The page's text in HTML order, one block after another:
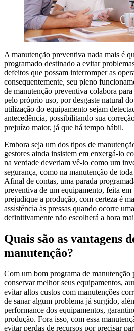
A manutenção preventiva nada mais é
programado destinado a evitar
defeitos que possam interromper as
consequentemente, seu pleno
de manutenção preventiva colabora
pelo próprio uso, por desgaste natural
utilização do equipamento sejam
antecedência, possibilitando sua
prejuízo maior, já que há tempo hábil.
Embora seja um dos tipos de
gestores ainda insistem em enxergá-lo
na verdade deveriam vê-lo como um
segurança, como na manutenção de
Afinal de contas, uma parada
preventiva de um equipamento, feita
prejudique a produção, com certeza é
assistência às pressas quando ocorre
definitivamente não escolherá a hora
Quais são as vantagens
manutenção?
Com um bom programa de manutenção
conservar melhor seus equipamentos,
evitar altos custos com manutenções
de sanar algum problema já surgido,
performance dos equipamentos,
produção. Fora isso, com essa
evitar perdas de recursos por precisar